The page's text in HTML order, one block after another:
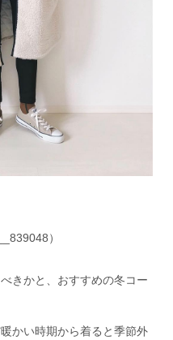
）
きかと、おすすめの冬コー
かい時期から着ると季節外